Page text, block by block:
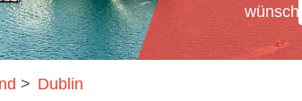
> Dublin